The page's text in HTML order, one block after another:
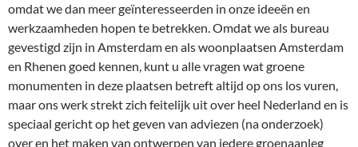
omdat we dan meer geïnteresseerden in onze ideeën en
werkzaamheden hopen te betrekken. Omdat we als bureau
gevestigd zijn in Amsterdam en als woonplaatsen Amsterdam
en Rhenen goed kennen, kunt u alle vragen wat groene
monumenten in deze plaatsen betreft altijd op ons los vuren,
maar ons werk strekt zich feitelijk uit over heel Nederland en is
speciaal gericht op het geven van adviezen (na onderzoek)
over en het maken van ontwerpen van iedere groenaanleg